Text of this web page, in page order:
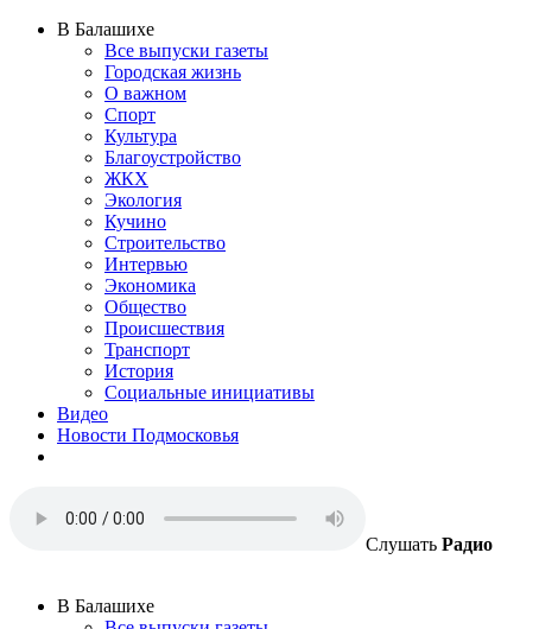
В Балашихе
Все выпуски газеты
Городская жизнь
О важном
Спорт
Культура
Благоустройство
ЖКХ
Экология
Кучино
Строительство
Интервью
Экономика
Общество
Происшествия
Транспорт
История
Социальные инициативы
Видео
Новости Подмосковья
Слушать Радио
В Балашихе